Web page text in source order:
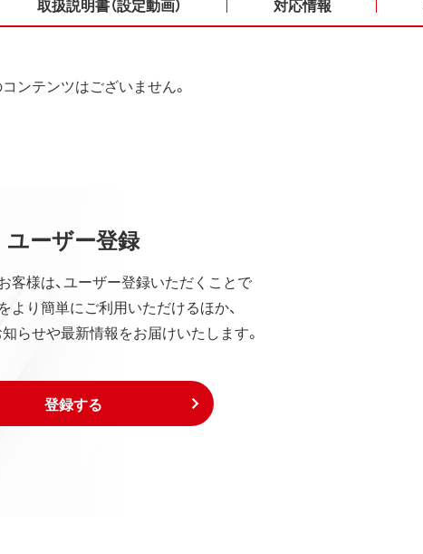
取扱説明書（設定動画） 対応情報
ンテンツはございません。
ユーザー登録
客様は、ユーザー登録いただくことで
より簡単にご利用いただけるほか、
らせや最新情報をお届けいたします。
登録する